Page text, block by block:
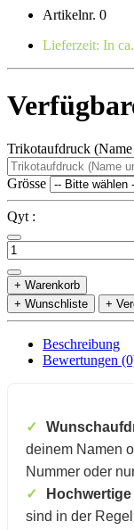
Artikelnr. 0
Lieferzeit: In
Trikotaufdruck
Grösse
Qyt :
+ Warenkorb
+ Wunschliste
+
Beschreibung
Bewertungen
deinem Namen
Nummer oder
sind in der